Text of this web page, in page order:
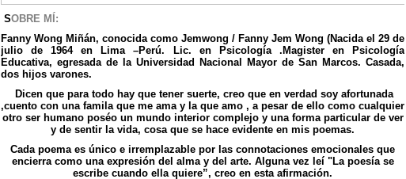
SOBRE MÍ:
Fanny Wong Miñán, conocida como Jemwong / Fanny Jem Wong (Nacida el 29 de
julio de 1964 en Lima –Perú. Lic. en Psicología .Magister en Psicología
Educativa, egresada de la Universidad Nacional Mayor de San Marcos. Casada,
dos hijos varones.
Dicen que para todo hay que tener suerte, creo que en verdad soy afortunada
,cuento con una famila que me ama y la que amo , a pesar de ello como cualquier
otro ser humano poséo un mundo interior complejo y una forma particular de ver
y de sentir la vida, cosa que se hace evidente en mis poemas.
Cada poema es único e irremplazable por las connotaciones emocionales que
encierra como una expresión del alma y del arte. Alguna vez leí "La poesía se
escribe cuando ella quiere”, creo en esta afirmación.